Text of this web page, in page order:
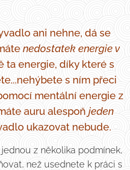
ani nehne, dá se
nedostatek energie v
ta energie, díky které s
s ním přeci
mentální energie z
auru alespoň jeden
ukazovat nebude.
z několika podmínek,
než usednete k práci s